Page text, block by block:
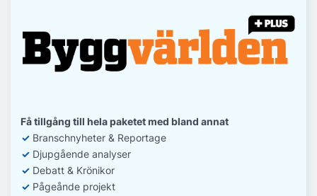
Få tillgång till hela paketet med bland annat
✓ Branschnyheter & Reportage
✓ Djupgående analyser
✓ Debatt & Krönikor
✓ Pågeånde projekt